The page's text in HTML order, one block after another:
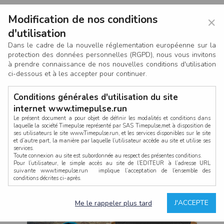
CONNEXION
×
Modification de nos conditions
d'utilisation
Dans le cadre de la nouvelle réglementation européenne sur la
protection des données personnelles (RGPD), nous vous invitons
à prendre connaissance de nos nouvelles conditions d'utilisation
ci-dessous et à les accepter pour continuer.
Conditions générales d'utilisation du site
internet www.timepulse.run
Le présent document a pour objet de définir les modalités et conditions dans
laquelle la société Timepulse représenté par SAS Timepulse,met à disposition de
ses utilisateurs le site www.Timepulse.run, et les services disponibles sur le site
et d’autre part, la manière par laquelle l’utilisateur accède au site et utilise ses
services.
Toute connexion au site est subordonnée au respect des présentes conditions.
Pour l’utilisateur, le simple accès au site de l’EDITEUR à l’adresse URL
suivante www.timepulse.run implique l’acceptation de l’ensemble des
conditions décrites ci-après.
La structure générale du site www.timepulse.run, par quelque procédé que ce
soit, sans l'autorisation préalable et par écrit de Fourcherot Mickael et/ou de ses
J'ACCEPTE
Me le rappeler plus tard